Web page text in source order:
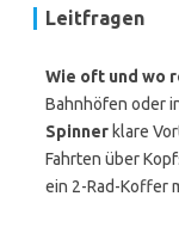
Leitfragen
Wie oft und wo
Bahnhöfen oder
Spinner klare
Fahrten über
ein 2-Rad-Koffer